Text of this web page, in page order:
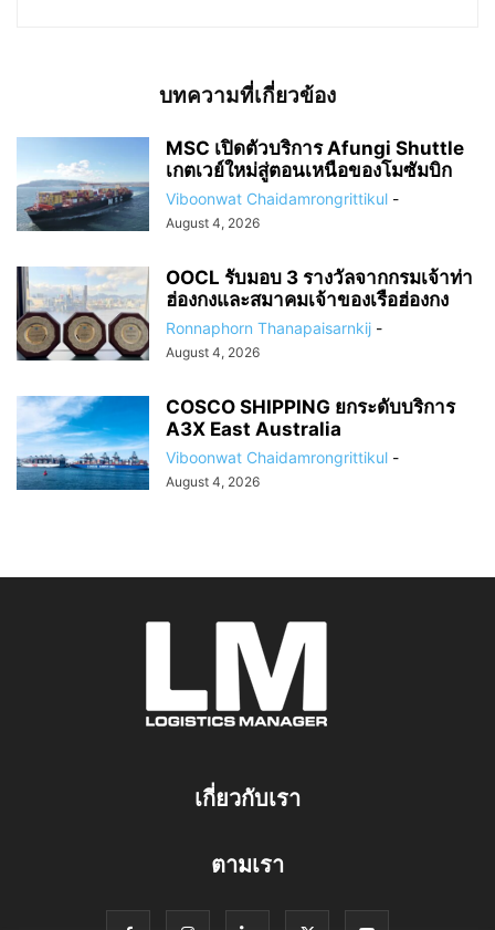
บทความที่เกี่ยวข้อง
MSC เปิดตัวบริการ Afungi Shuttle
เกตเวย์ใหม่สู่ตอนเหนือของโมซัมบิก
Viboonwat Chaidamrongrittikul -
August 4, 2026
OOCL รับมอบ 3 รางวัลจากกรมเจ้าท่า
ฮ่องกงและสมาคมเจ้าของเรือฮ่องกง
Ronnaphorn Thanapaisarnkij -
August 4, 2026
COSCO SHIPPING ยกระดับบริการ
A3X East Australia
Viboonwat Chaidamrongrittikul -
August 4, 2026
เกี่ยวกับเรา
ตามเรา